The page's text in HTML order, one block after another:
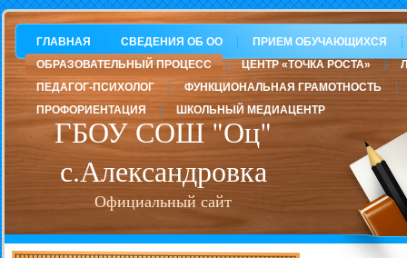
ГБОУ СОШ "Оц"
с.Александровка
Официальный сайт
ГЛАВНАЯ СВЕДЕНИЯ ОБ ОО
ПРИЕМ ОБУЧАЮЩИХСЯ
ОБРАЗОВАТЕЛЬНЫЙ ПРОЦЕСС
ЦЕНТР «ТОЧКА РОСТА»
ПЕДАГОГ-ПСИХОЛОГ
ФУНКЦИОНАЛЬНАЯ ГРАМОТНОСТЬ
ПРОФОРИЕНТАЦИЯ
ШКОЛЬНЫЙ МЕДИАЦЕНТР